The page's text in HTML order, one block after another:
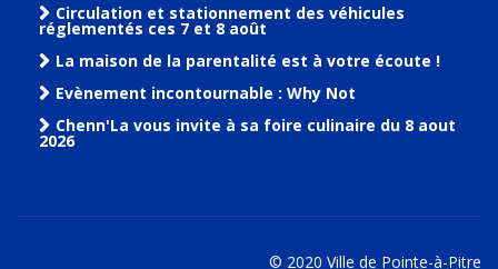
Circulation et stationnement des véhicules
réglementés ces 7 et 8 août
La maison de la parentalité est à votre écoute !
Evènement incontournable : Why Not
Chenn'La vous invite à sa foire culinaire du 8 aout
2026
© 2020 Ville de Pointe-à-Pitre